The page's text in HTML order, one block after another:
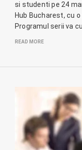
si studenti pe 24
Hub Bucharest, cu
Programul serii va
READ MORE